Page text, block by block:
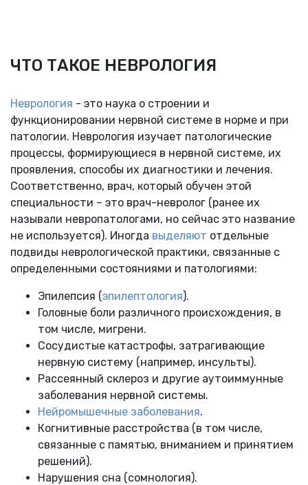
ЧТО ТАКОЕ НЕВРОЛОГИЯ
Неврология - это наука о строении и
функционировании нервной системе в норме и при
патологии. Неврология изучает патологические
процессы, формирующиеся в нервной системе, их
проявления, способы их диагностики и лечения.
Соответственно, врач, который обучен этой
специальности – это врач-невролог (ранее их
называли невропатологами, но сейчас это название
не используется). Иногда выделяют отдельные
подвиды неврологической практики, связанные с
определенными состояниями и патологиями:
Эпилепсия (эпилептология).
Головные боли различного происхождения, в
том числе, мигрени.
Сосудистые катастрофы, затрагивающие
нервную систему (например, инсульты).
Рассеянный склероз и другие аутоиммунные
заболевания нервной системы.
Нейромышечные заболевания.
Когнитивные расстройства (в том числе,
связанные с памятью, вниманием и принятием
решений).
Нарушения сна (сомнология).